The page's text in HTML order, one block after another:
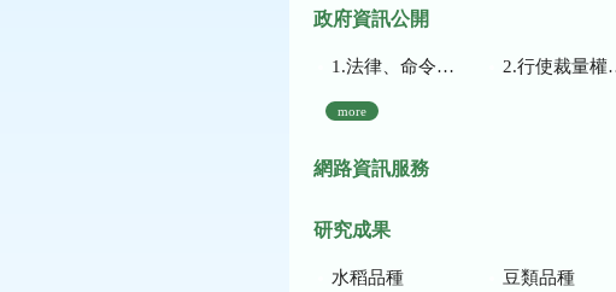
政府資訊公開
1.法律、命令、法規命令 2.行使裁量權而訂頒之解釋性規定及裁量基準
more
網路資訊服務
研究成果
水稻品種 豆類品種